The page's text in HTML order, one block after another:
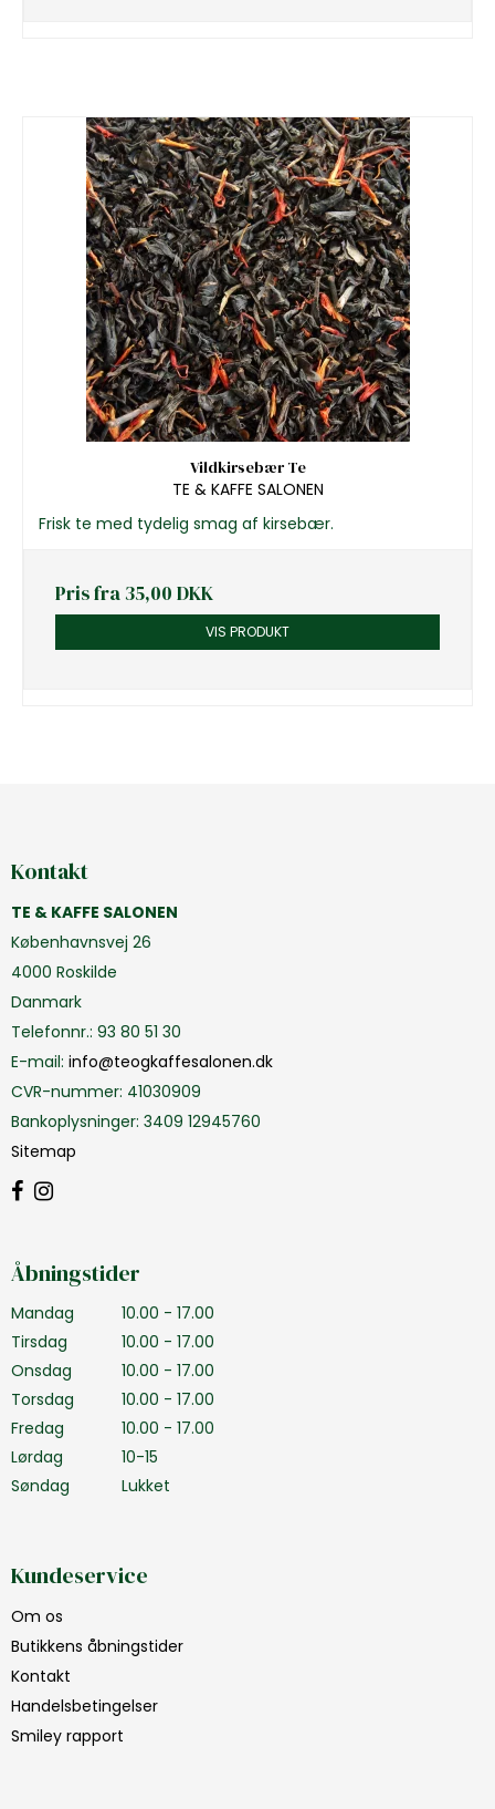
Vildkirsebær Te
TE & KAFFE SALONEN
Frisk te med tydelig smag af kirsebær.
Pris fra35,00 DKK
VIS PRODUKT
Kontakt
TE & KAFFE SALONEN
Københavnsvej 26
4000 Roskilde
Danmark
Telefonnr.: 93 80 51 30
E-mail: info@teogkaffesalonen.dk
CVR-nummer: 41030909
Bankoplysninger: 3409 12945760
Sitemap
Åbningstider
Mandag
10.00 - 17.00
Tirsdag
10.00 - 17.00
Onsdag
10.00 - 17.00
Torsdag
10.00 - 17.00
Fredag
10.00 - 17.00
Lørdag
10-15
Søndag
Lukket
Kundeservice
Om os
Butikkens åbningstider
Kontakt
Handelsbetingelser
Smiley rapport